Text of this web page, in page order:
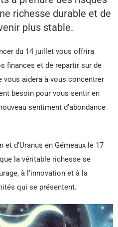
richesse durable et de
plus stable.
du 14 juillet vous offrira
finances et de repartir sur de
vous aidera à vous concentrer
besoin pour vous sentir en
sentiment d’abondance
et d’Uranus en Gémeaux le 17
la véritable richesse se
à l’innovation et à la
qui se présentent.